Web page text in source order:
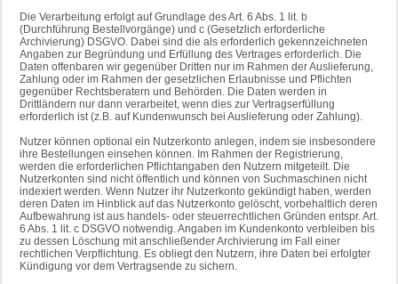
Die Verarbeitung erfolgt auf Grundlage des Art. 6 Abs. 1 lit. b
(Durchführung Bestellvorgänge) und c (Gesetzlich erforderliche
Archivierung) DSGVO. Dabei sind die als erforderlich gekennzeichneten
Angaben zur Begründung und Erfüllung des Vertrages erforderlich. Die
Daten offenbaren wir gegenüber Dritten nur im Rahmen der Auslieferung,
Zahlung oder im Rahmen der gesetzlichen Erlaubnisse und Pflichten
gegenüber Rechtsberatern und Behörden. Die Daten werden in
Drittländern nur dann verarbeitet, wenn dies zur Vertragserfüllung
erforderlich ist (z.B. auf Kundenwunsch bei Auslieferung oder Zahlung).
Nutzer können optional ein Nutzerkonto anlegen, indem sie insbesondere
ihre Bestellungen einsehen können. Im Rahmen der Registrierung,
werden die erforderlichen Pflichtangaben den Nutzern mitgeteilt. Die
Nutzerkonten sind nicht öffentlich und können von Suchmaschinen nicht
indexiert werden. Wenn Nutzer ihr Nutzerkonto gekündigt haben, werden
deren Daten im Hinblick auf das Nutzerkonto gelöscht, vorbehaltlich deren
Aufbewahrung ist aus handels- oder steuerrechtlichen Gründen entspr. Art.
6 Abs. 1 lit. c DSGVO notwendig. Angaben im Kundenkonto verbleiben bis
zu dessen Löschung mit anschließender Archivierung im Fall einer
rechtlichen Verpflichtung. Es obliegt den Nutzern, ihre Daten bei erfolgter
Kündigung vor dem Vertragsende zu sichern.